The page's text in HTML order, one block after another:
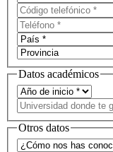
Datos académicos
Otros datos